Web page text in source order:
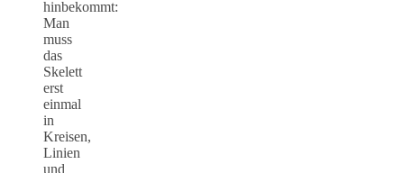
hinbekommt:
Man
muss
das
Skelett
erst
einmal
in
Kreisen,
Linien
und